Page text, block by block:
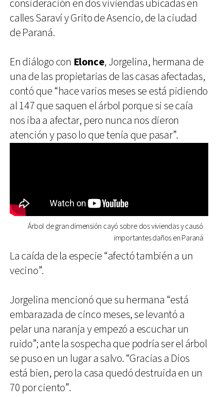
consideración en dos viviendas ubicadas en
calles Saraví y Grito de Asencio, de la ciudad
de Paraná.
En diálogo con Elonce, Jorgelina, hermana de
una de las propietarias de las casas afectadas,
contó que “hace varios meses se está pidiendo
al 147 que saquen el árbol porque si se caía
nos iba a afectar, pero nunca nos dieron
atención y paso lo que tenía que pasar”.
Árbol de gran dimensión cayó sobre dos viviendas y causó
importantes daños en Paraná
La caída de la especie “afectó también a un
vecino”.
Jorgelina mencionó que su hermana “está
embarazada de cinco meses, se levantó a
pelar una naranja y empezó a escuchar un
ruido”; ante la sospecha que podría ser el árbol
se puso en un lugar a salvo. “Gracias a Dios
está bien, pero la casa quedó destruida en un
70 por ciento”.